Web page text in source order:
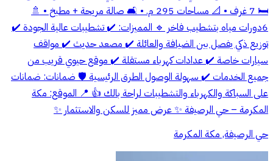
🛏️ 7 غرف • 📐 مساحات 295 م. • 🛋️ صالة مريحة + مطبخ • 🚿
6دورات مياه بتشطيب فاخر 🔹 المميزات: ✔️ تشطيبات عالية الجودة ✔️
توزيع ذكي يفصل بين الضيافة والعائلة ✔️ مصعد حديث ✔️ مواقف
سيارات خاصة ✔️ عدادات كهرباء مستقلة ✔️ موقع حيوي قريب من
جميع الخدمات ✔️ سهولة الوصول الطرق الرئيسية 🛡️ ضمانات: ضمانات
على السباكة والكهرباء والتشطيبات لراحة بالك 👍 📍 الموقع: مكة
المكرمة – حي الرصيفة ✨ عرض مميز للسكن والاستثمار ✨
حي الرصيفة, مكة المكرمة